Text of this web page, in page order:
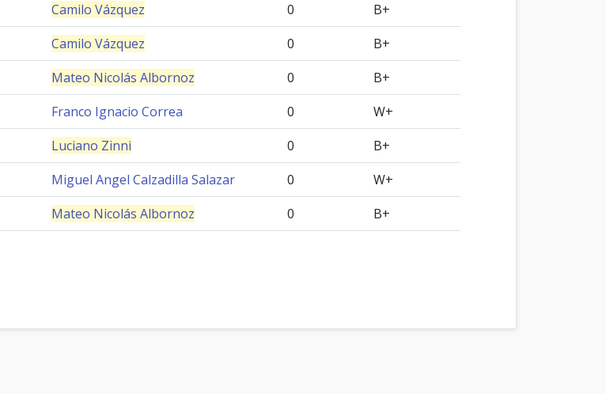
Camilo Vázquez 0
B+
Camilo Vázquez 0
B+
Mateo Nicolás Albornoz 0
B+
Franco Ignacio Correa 0
W+
Luciano Zinni 0
B+
Miguel Angel Calzadilla Salazar 0
W+
Mateo Nicolás Albornoz 0 B+